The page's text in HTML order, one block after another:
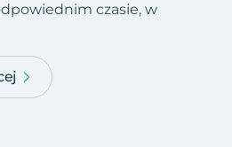
czasie, w